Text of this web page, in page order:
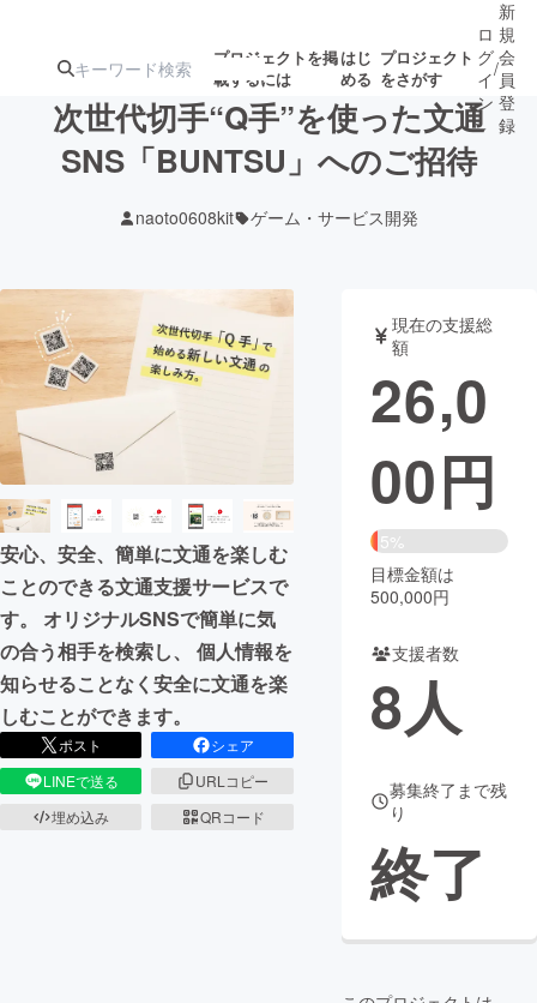
プロジェクトを掲
載するには
はじ
める
プロジェクト
をさがす
ターン
ジェクト
ロジェクト
アート・写真 音楽
テクノロジー・ガジェット ゲーム・
映像・映画 書籍・雑誌
ビジネス・起業 チャレンジ
まちづくり・地域活性化
CAMPFIRE for Social Good
CAMPFIRE Creation
CAMPFIREふるさと納税machi-ya コミュニティ
ロ
グ
イ
ン
/
新
規
会
員
登
録
次世代切手“Q手”を使った文通
SNS「BUNTSU」へのご招待
naoto0608kit ゲーム・サービス開発
安心、安全、簡単に文通を楽しむ
ことのできる文通支援サービスで
す。 オリジナルSNSで簡単に気
の合う相手を検索し、 個人情報を
知らせることなく安全に文通を楽
しむことができます。
ポスト
シェア
LINEで送る
URLコピー
埋め込み
QRコード
現在の支援総
額
26,0
00円
5%
目標金額は
500,000円
支援者数
8人
募集終了まで残
り
終了